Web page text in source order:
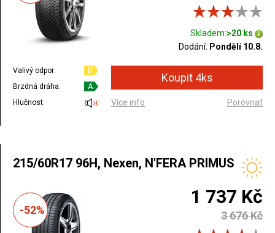
Skladem:>20 ks
Dodání: Pondělí 10.8.
Valivý odpor:
D
Brzdná dráha:
A
Hlučnost:
Více info Porovnat
215/60R17 96H, Nexen, N'FERA PRIMUS
-52%
1 737 Kč
3 676 Kč